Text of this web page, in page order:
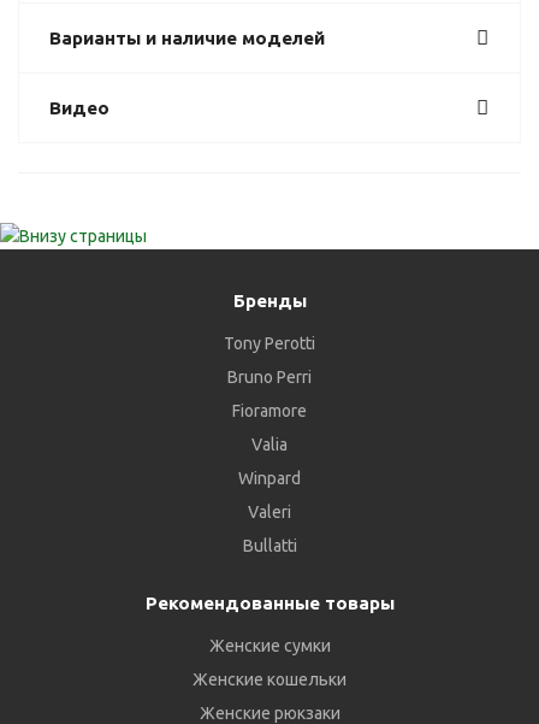
Варианты и наличие моделей
Видео
Бренды
Tony Perotti
Bruno Perri
Fioramore
Valia
Winpard
Valeri
Bullatti
Рекомендованные товары
Женские сумки
Женские кошельки
Женские рюкзаки